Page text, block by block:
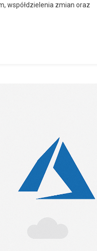
współdzielenia zmian oraz